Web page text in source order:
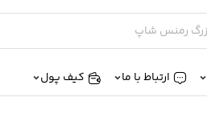
ارتباط با ما کیف پول